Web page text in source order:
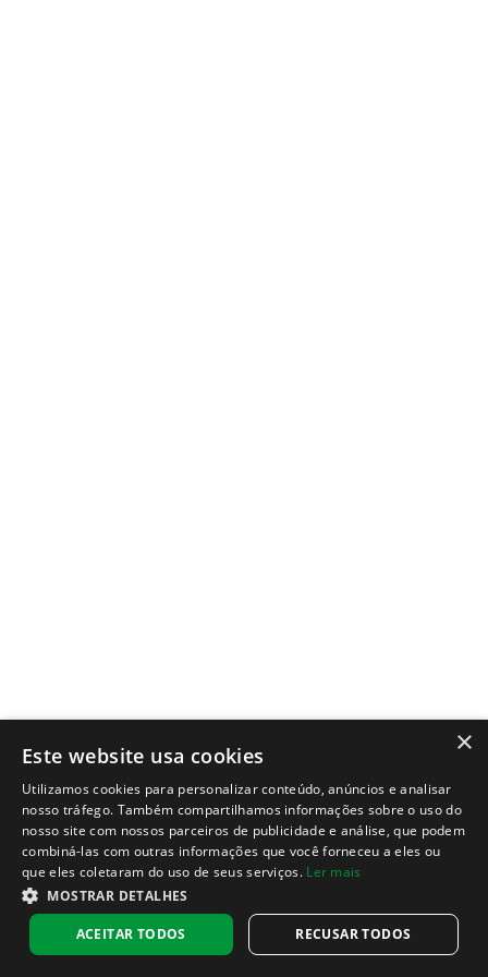
×
Este website usa cookies
Utilizamos cookies para personalizar conteúdo, anúncios e analisar
nosso tráfego. Também compartilhamos informações sobre o uso do
nosso site com nossos parceiros de publicidade e análise, que podem
combiná-las com outras informações que você forneceu a eles ou
que eles coletaram do uso de seus serviços. Ler mais
MOSTRAR DETALHES
ACEITAR TODOS RECUSAR TODOS